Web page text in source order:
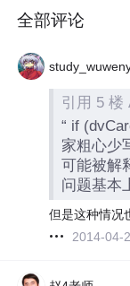
全部评论
引用 5 楼
“ if
家粗心少
可能被解释
问题基本
但是这种情况
2014-04-